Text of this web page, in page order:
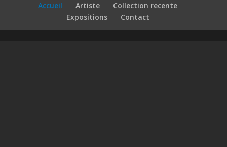
Accueil Artiste
Collection recente
Expositions
Contact